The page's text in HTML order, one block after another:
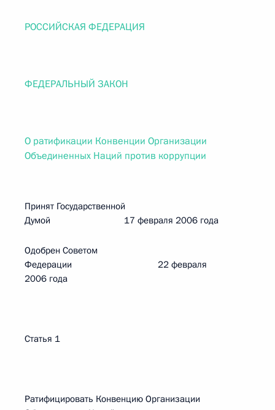
РОССИЙСКАЯ ФЕДЕРАЦИЯ
ФЕДЕРАЛЬНЫЙ ЗАКОН
О ратификации Конвенции Организации
Объединенных Наций против коррупции
Принят Государственной
Думой 17 февраля 2006 года
Одобрен Советом
Федерации 22 февраля
2006 года
Статья 1
Ратифицировать Конвенцию Организации